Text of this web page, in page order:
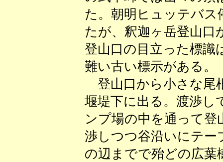
た。朝明ヒュッテバス
たが、釈迦ヶ岳登山
登山口の目立った標識
難い古い標示がある。
登山口から小さな尾
堰堤下に出る。渡渉し
ンプ場の中を通って登
渉しつつ谷沿いにテー
の辺までで殆どの広